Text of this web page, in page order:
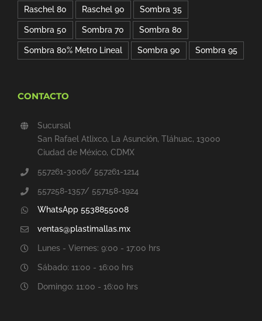
Raschel 80 Raschel 90 Sombra 35
Sombra 50 Sombra 70 Sombra 80
Sombra 80% Metro Lineal Sombra 90 Sombra 95
CONTACTO
Sucursal
San Rafael Atlixco, La Asunción, Tláhuac, 13000
Ciudad de México, CDMX
557261-3006/ 557261-1214
557258-1357/ 557158-1924
WhatsApp 5538855008
ventas@plastimallas.mx
Lunes - Viernes: 9:00 - 17:00 hrs
Sábado: 11:00 - 16:00 hrs
Domingo: 11:00 - 16:00 hrs